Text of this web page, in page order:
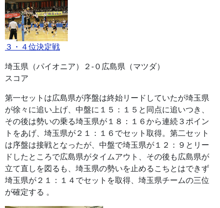
３・４位決定戦
埼玉県（パイオニア）２-０広島県（マツダ）
スコア
第一セットは広島県が序盤は終始リードしていたが埼玉県
が徐々に追い上げ、中盤に１５：１５と同点に追いつき、
その後は勢いの乗る埼玉県が１８：１６から連続３ポイン
トをあげ、埼玉県が２１：１６でセット取得。第二セット
は序盤は接戦となったが、中盤で埼玉県が１２：９とリー
ドしたところで広島県がタイムアウト、その後も広島県が
立て直しを図るも、埼玉県の勢いを止めるこちとはできず
埼玉県が２１：１４でセットを取得、埼玉県チームの三位
が確定する 。